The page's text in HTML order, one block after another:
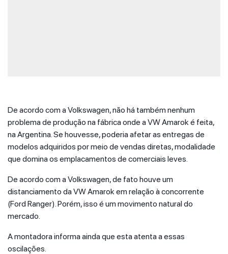
De acordo com a Volkswagen, não há também nenhum
problema de produção na fábrica onde a VW Amarok é feita,
na Argentina. Se houvesse, poderia afetar as entregas de
modelos adquiridos por meio de vendas diretas, modalidade
que domina os emplacamentos de comerciais leves.
De acordo com a Volkswagen, de fato houve um
distanciamento da VW Amarok em relação à concorrente
(Ford Ranger). Porém, isso é um movimento natural do
mercado.
A montadora informa ainda que esta atenta a essas
oscilações.